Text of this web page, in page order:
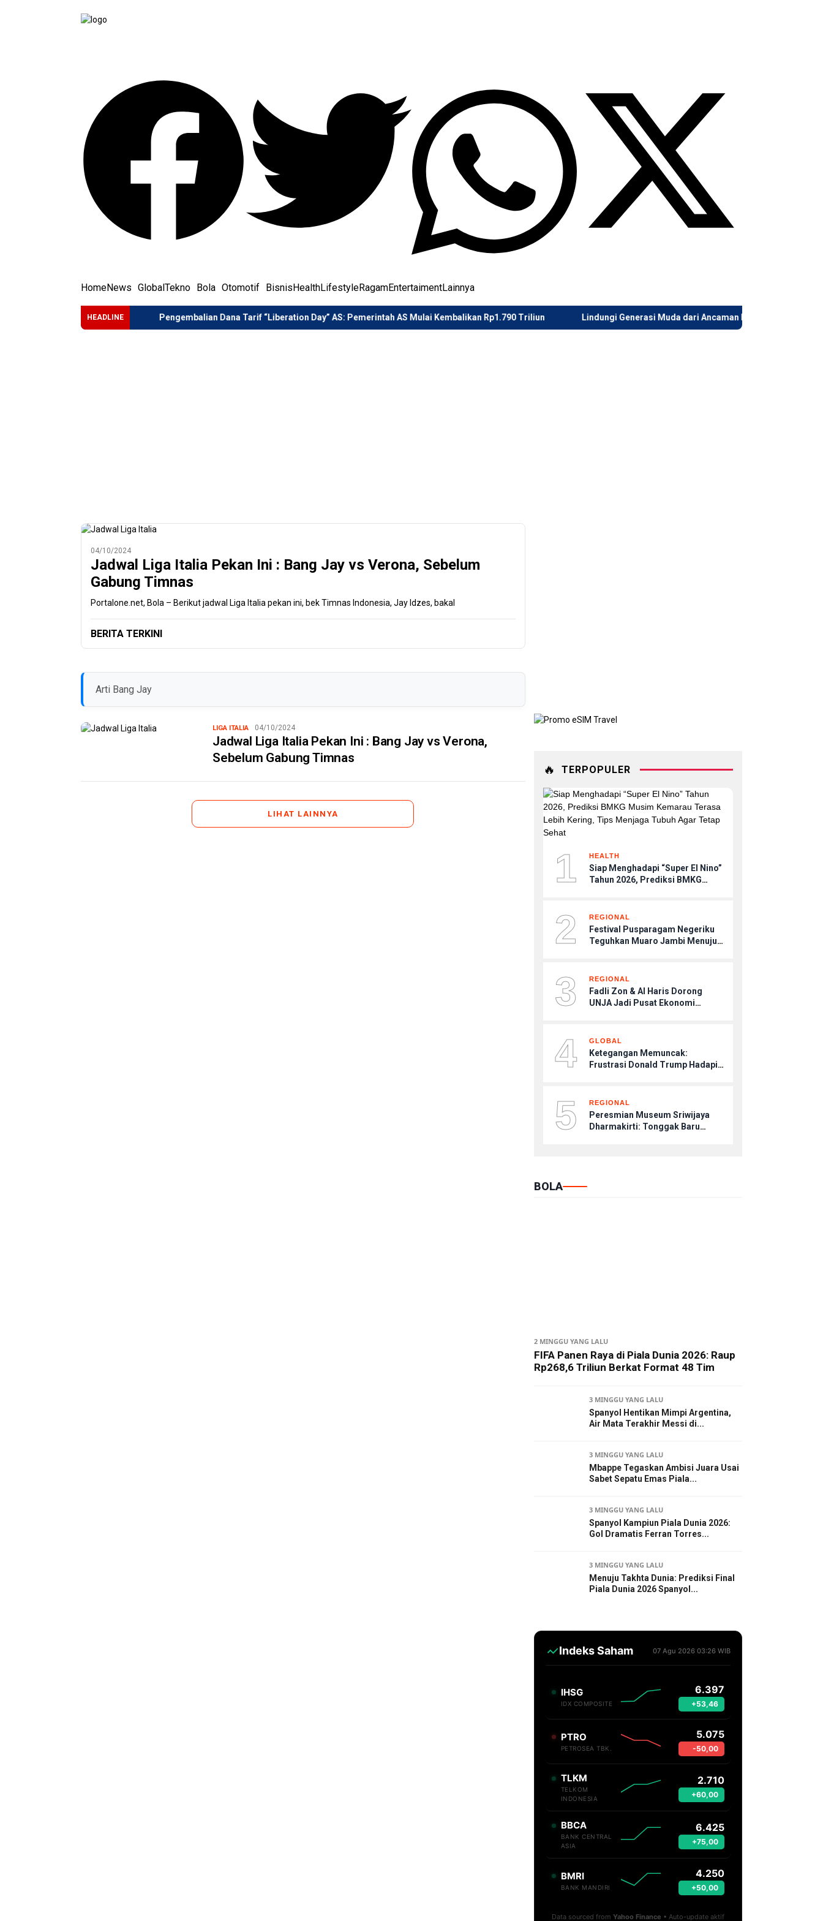
HomeNews Global Tekno Bola Otomotif Bisnis HealthLifestyleRagamEntertaimentLainnya
HEADLINEPengembalian Dana Tarif “Liberation Day” AS: Pemerintah AS Mulai Kembalikan Rp1.790 Triliun Lindungi Generasi Muda dari Ancaman Digital dan Perundungan,
04/10/2024
Jadwal Liga Italia Pekan Ini : Bang Jay vs Verona, Sebelum
Gabung Timnas
Portalone.net, Bola – Berikut jadwal Liga Italia pekan ini, bek Timnas Indonesia, Jay Idzes, bakal
BERITA TERKINI
Arti Bang Jay
LIGA ITALIA 04/10/2024
Jadwal Liga Italia Pekan Ini : Bang Jay vs Verona,
Sebelum Gabung Timnas
LIHAT LAINNYA
🔥 TERPOPULER
1 HEALTH
Siap Menghadapi “Super El Nino”
Tahun 2026, Prediksi BMKG
Agar Tetap Sehat
2 REGIONAL
Festival Pusparagam Negeriku
Teguhkan Muaro Jambi Menuju
3 REGIONAL
Fadli Zon & Al Haris Dorong
UNJA Jadi Pusat Ekonomi
4 GLOBAL
Ketegangan Memuncak:
Frustrasi Donald Trump Hadapi
5 REGIONAL
Peresmian Museum Sriwijaya
Dharmakirti: Tonggak Baru
BOLA
2 MINGGU YANG LALU
FIFA Panen Raya di Piala Dunia 2026: Raup
Rp268,6 Triliun Berkat Format 48 Tim
3 MINGGU YANG LALU
Spanyol Hentikan Mimpi Argentina,
Air Mata Terakhir Messi di...
3 MINGGU YANG LALU
Mbappe Tegaskan Ambisi Juara Usai
Sabet Sepatu Emas Piala...
3 MINGGU YANG LALU
Spanyol Kampiun Piala Dunia 2026:
Gol Dramatis Ferran Torres...
3 MINGGU YANG LALU
Menuju Takhta Dunia: Prediksi Final
Piala Dunia 2026 Spanyol...
Indeks Saham 07 Agu 2026 03:26 WIB
IHSG
IDX COMPOSITE
6.397
+53,46
PTRO
PETROSEA TBK.
5.075
-50,00
TLKM
TELKOM
INDONESIA
2.710
+60,00
BBCA
BANK CENTRAL
ASIA
6.425
+75,00
BMRI
BANK MANDIRI
4.250
+50,00
Data sourced from Yahoo Finance • Auto-update aktif